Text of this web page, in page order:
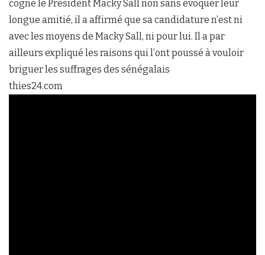
cogné le Président Macky Sall non sans évoquer leur
longue amitié, il a affirmé que sa candidature n’est ni
avec les moyens de Macky Sall, ni pour lui. Il a par
ailleurs expliqué les raisons qui l’ont poussé à vouloir
briguer les suffrages des sénégalais
thies24.com